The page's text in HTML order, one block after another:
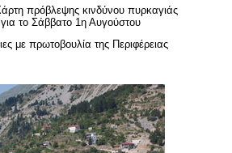
πρόβλεψης κινδύνου πυρκαγιάς
το Σάββατο 1η Αυγούστου
με πρωτοβουλία της Περιφέρειας